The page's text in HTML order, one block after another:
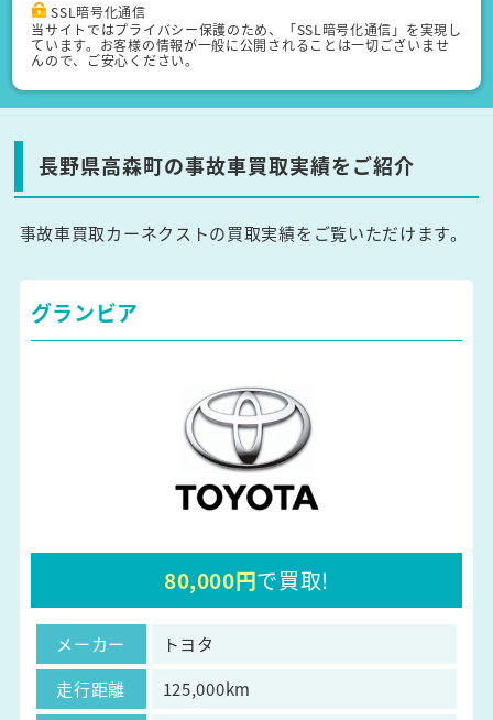
SSL暗号化通信
当サイトではプライバシー保護のため、「SSL暗号化通信」を実現し
ています。お客様の情報が一般に公開されることは一切ございませ
んので、ご安心ください。
長野県高森町の事故車買取実績をご紹介
事故車買取カーネクストの買取実績をご覧いただけます。
グランビア
80,000円で買取!
メーカー
トヨタ
走行距離
125,000km